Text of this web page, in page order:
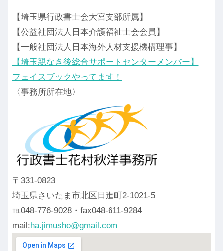
【埼玉県行政書士会大宮支部所属】
【公益社団法人日本介護福祉士会会員】
【一般社団法人日本海外人材支援機構理事】
【埼玉親なき後総合サポートセンターメンバー】
フェイスブックやってます！
〈事務所所在地〉
〒331-0823
埼玉県さいたま市北区日進町2-1021-5
℡048-776-9028・fax048-611-9284
mail:ha.jimusho@gmail.com